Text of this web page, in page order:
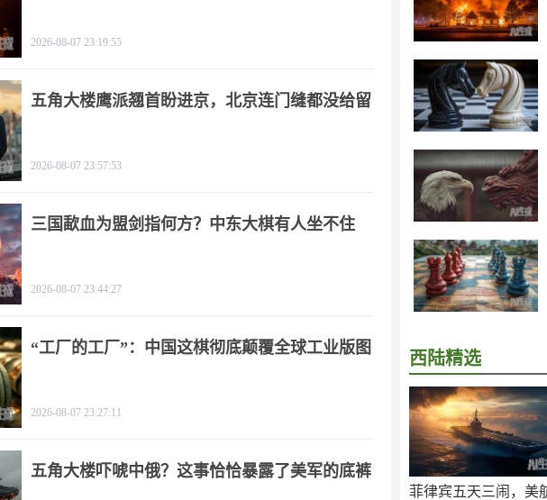
西陆精选
菲律宾五天三闹，美
2026-08-07 23:19:55
五角大楼鹰派翘首盼进京，北京连门缝都没给留
2026-08-07 23:57:53
三国歃血为盟剑指何方？中东大棋有人坐不住
2026-08-07 23:44:27
“工厂的工厂”：中国这棋彻底颠覆全球工业版图
2026-08-07 23:27:11
五角大楼吓唬中俄？这事恰恰暴露了美军的底裤